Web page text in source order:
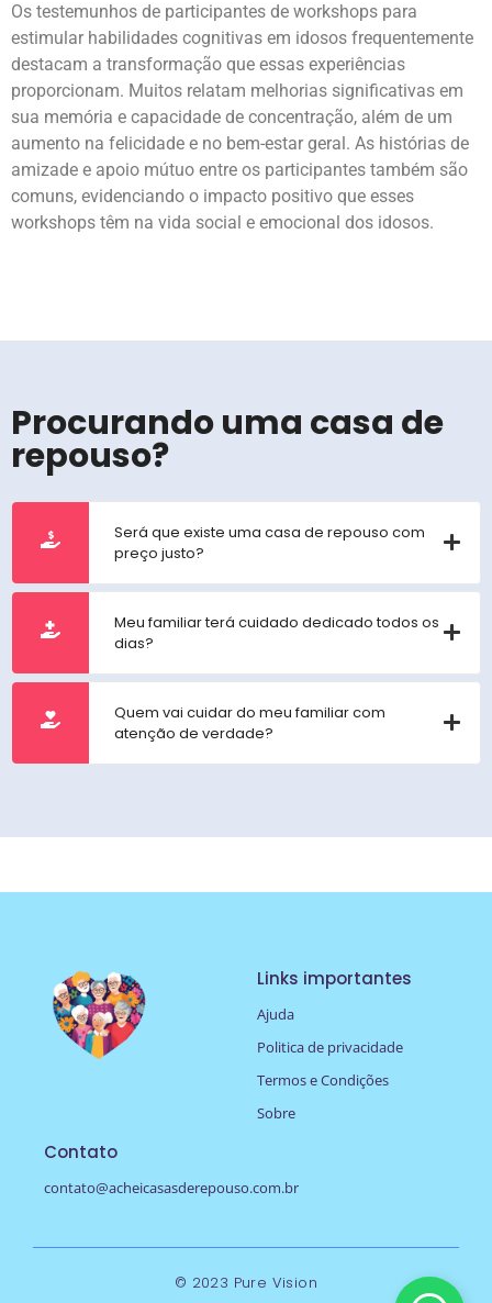
Os testemunhos de participantes de workshops para
estimular habilidades cognitivas em idosos frequentemente
destacam a transformação que essas experiências
proporcionam. Muitos relatam melhorias significativas em
sua memória e capacidade de concentração, além de um
aumento na felicidade e no bem-estar geral. As histórias de
amizade e apoio mútuo entre os participantes também são
comuns, evidenciando o impacto positivo que esses
workshops têm na vida social e emocional dos idosos.
Procurando uma casa de
repouso?
Será que existe uma casa de repouso com
preço justo?
Meu familiar terá cuidado dedicado todos os
dias?
Quem vai cuidar do meu familiar com
atenção de verdade?
Links importantes
Ajuda
Politica de privacidade
Termos e Condições
Sobre
Contato
contato@acheicasasderepouso.com.br
© 2023 Pure Vision